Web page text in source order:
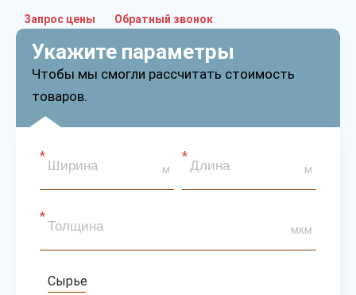
Запрос цены Обратный звонок
Укажите параметры
Чтобы мы смогли рассчитать стоимость
товаров.
м м
мкм
Сырье